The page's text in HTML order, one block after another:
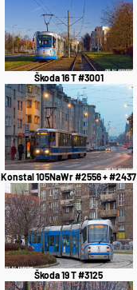
Škoda 16 T #3001
Konstal 105NaWr #2556 + #2437
Škoda 19 T #3125